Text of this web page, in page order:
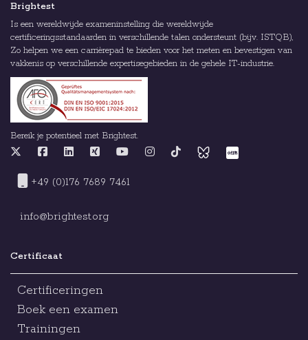
Brightest
Is een wereldwijde exameninstelling die wereldwijde
certificeringsstandaarden in verschillende talen ondersteunt (bijv. ISTQB),
Zo helpen we een carrièrepad te bieden voor het meten en bevestigen van
vakkenis op verschillende expertisegebieden in de gehele IT-industrie.
Bereik je potentieel met Brightest.
+49 (0)176 7689 7461
info@brightest.org
Certificaat
Certificeringen
Boek een examen
Trainingen